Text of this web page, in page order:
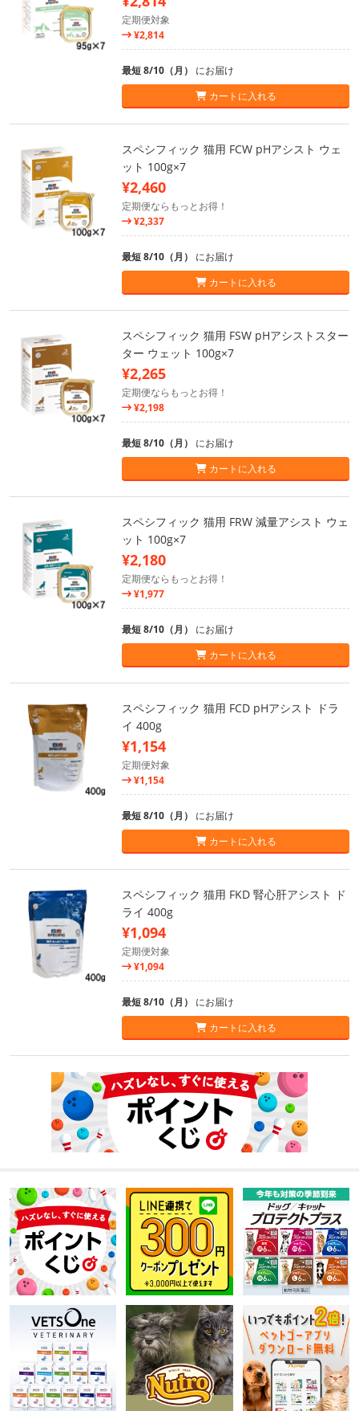
定期便対象
¥2,814
最短 8/10（月） にお届け
カートに入れる
スペシフィック 猫用 FCW pHアシスト ウェ
ット 100g×7
¥2,460
定期便ならもっとお得！
¥2,337
最短 8/10（月） にお届け
カートに入れる
スペシフィック 猫用 FSW pHアシストスター
ター ウェット 100g×7
¥2,265
定期便ならもっとお得！
¥2,198
最短 8/10（月） にお届け
カートに入れる
スペシフィック 猫用 FRW 減量アシスト ウェ
ット 100g×7
¥2,180
定期便ならもっとお得！
¥1,977
最短 8/10（月） にお届け
カートに入れる
スペシフィック 猫用 FCD pHアシスト ドラ
イ 400g
¥1,154
定期便対象
¥1,154
最短 8/10（月） にお届け
カートに入れる
スペシフィック 猫用 FKD 腎心肝アシスト ド
ライ 400g
¥1,094
定期便対象
¥1,094
最短 8/10（月） にお届け
カートに入れる